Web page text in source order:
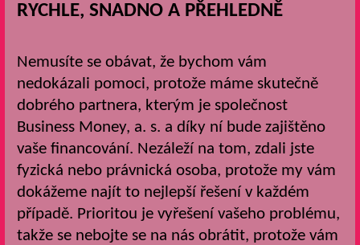
RYCHLE, SNADNO A PŘEHLEDNĚ
Nemusíte se obávat, že bychom vám
nedokázali pomoci, protože máme skutečně
dobrého partnera, kterým je společnost
Business Money, a. s. a díky ní bude zajištěno
vaše financování. Nezáleží na tom, zdali jste
fyzická nebo právnická osoba, protože my vám
dokážeme najít to nejlepší řešení v každém
případě. Prioritou je vyřešení vašeho problému,
takže se nebojte se na nás obrátit, protože vám